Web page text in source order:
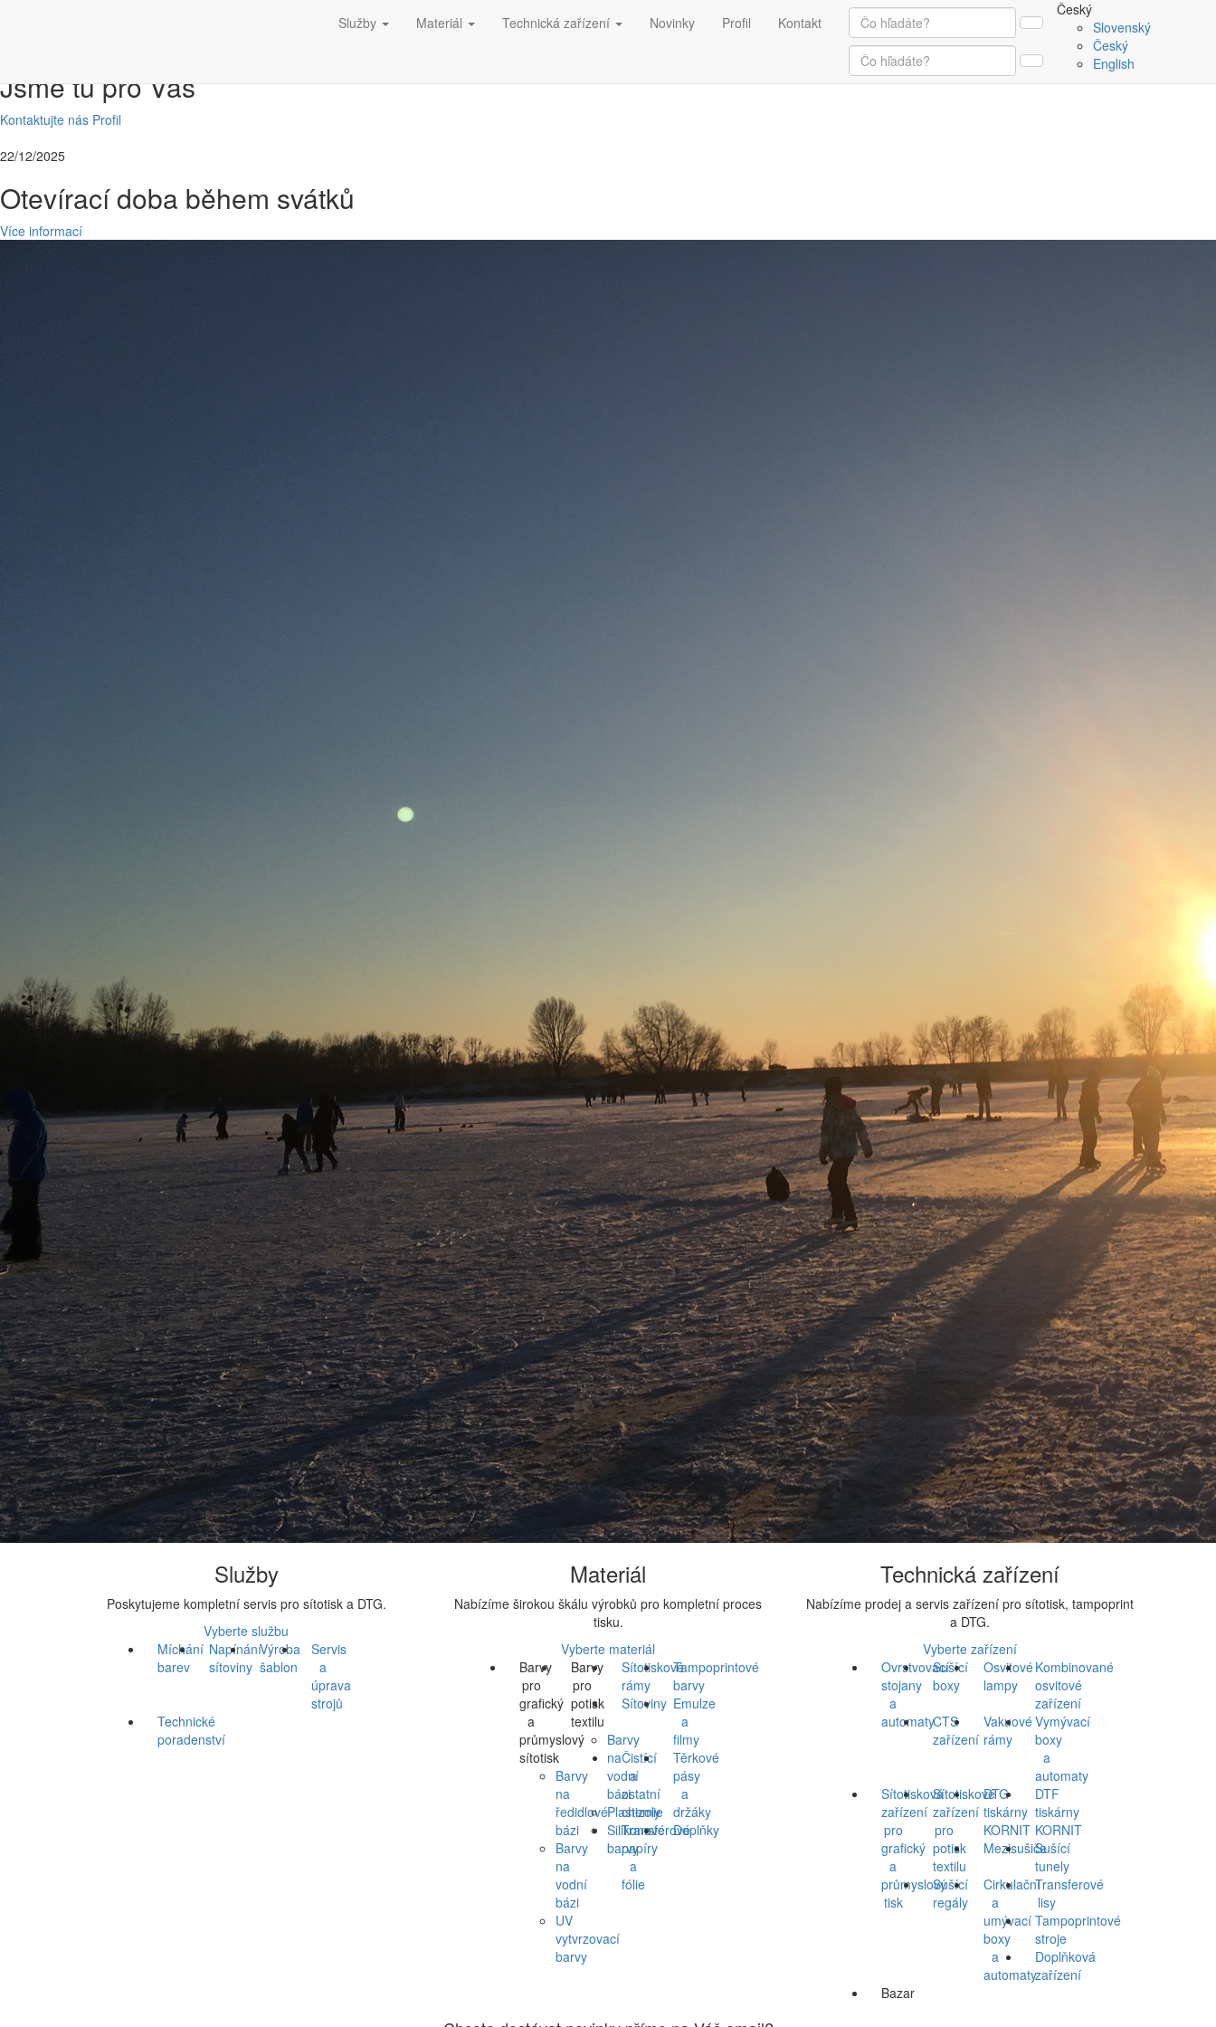
Služby Materiál Technická zařízení Novinky(current)
Profil (current)Kontakt(current)
Český
Slovenský
Český
English
Služby
Poskytujeme kompletní servis pro sítotisk a DTG.
Vyberte službu
Míchání
barev
Napínání
sítoviny
Výroba
šablon
Servis
a
úprava
strojů
Technické
poradenství
Materiál
Nabízíme širokou škálu výrobků pro kompletní proces
tisku.
Vyberte materiál
Barvy
pro
grafický
a
průmyslový
sítotisk
Barvy
na
ředidlové
bázi
Barvy
na
vodní
bázi
UV
vytvrzovací
barvy
Barvy
pro
potisk
textilu
Barvy
na
vodní
bázi
Plastizoly
Silikonové
barvy
Sítotiskové
rámy
Tampoprintové
barvy
Sítoviny Emulze
a
filmy
Čistící
a
ostatní
chemie
Těrkové
pásy
a
držáky
Transferové
papíry
a
fólie
Doplňky
Technická zařízení
Nabízíme prodej a servis zařízení pro sítotisk, tampoprint
a DTG.
Vyberte zařízení
Ovrstvovací
stojany
a
automaty
Sušící
boxy
Osvitové
lampy
Kombinované
osvitové
zařízení
CTS
zařízení
Vakuové
rámy
Vymývací
boxy
a
automaty
Sítotisková
zařízení
pro
grafický
a
průmyslový
tisk
Sítotiskové
zařízení
pro
potisk
textilu
DTG
tiskárny
KORNIT
DTF
tiskárny
KORNIT
MezisušičeSušící
tunely
Sušící
regály
Cirkulační
a
umývací
boxy
a
automaty
Transferové
lisy
Tampoprintové
stroje
Doplňková
zařízení
Bazar